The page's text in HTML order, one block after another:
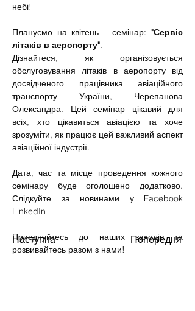
Наступна Попередня
небі!
Плануємо на квітень – семінар: "Сервіс
літаків в аеропорту".
Дізнайтеся, як організовується
обслуговування літаків в аеропорту від
досвідченого працівника авіаційного
транспорту України, Черепанова
Олександра. Цей семінар цікавий для
всіх, хто цікавиться авіацією та хоче
зрозуміти, як працює цей важливий аспект
авіаційної індустрії.
Дата, час та місце проведення кожного
семінару буде оголошено додатково.
Слідкуйте за новинами у Facebook
LinkedIn
Приєднуйтесь до наших заходів та
розвивайтесь разом з нами!